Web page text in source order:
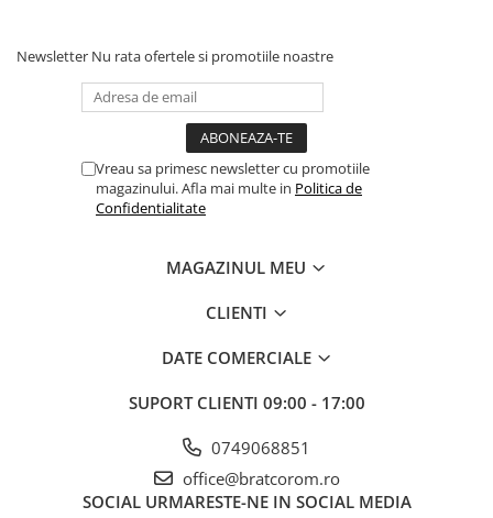
Newsletter Nu rata ofertele si promotiile noastre
Vreau sa primesc newsletter cu promotiile
magazinului. Afla mai multe in Politica de
Confidentialitate
MAGAZINUL MEU
CLIENTI
DATE COMERCIALE
SUPORT CLIENTI 09:00 - 17:00
0749068851
office@bratcorom.ro
SOCIAL URMARESTE-NE IN SOCIAL MEDIA